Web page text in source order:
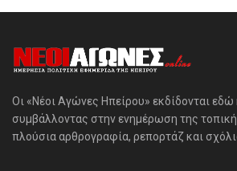
Οι «Νέοι Αγώνες Ηπείρου» εκδίδονται εδώ
συμβάλλοντας στην ενημέρωση της
πλούσια αρθρογραφία, ρεπορτάζ και